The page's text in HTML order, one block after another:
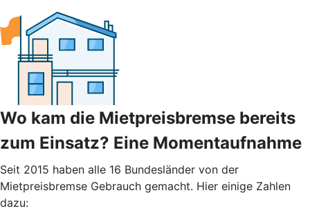
Wo kam die Mietpreisbremse bereits
zum Einsatz? Eine Momentaufnahme
Seit 2015 haben alle 16 Bundesländer von der
Mietpreisbremse Gebrauch gemacht. Hier einige Zahlen
dazu: